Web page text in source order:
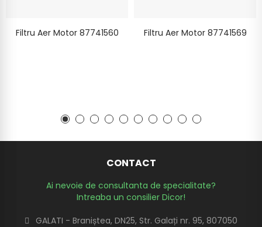
Filtru Aer Motor 87741560 Filtru Aer Motor 87741569
CONTACT
Ai nevoie de consultanta de specialitate?
Intreaba un consilier Dicor!
GALATI - Braniștea, DN25, Str. Galați nr. 95, 807050